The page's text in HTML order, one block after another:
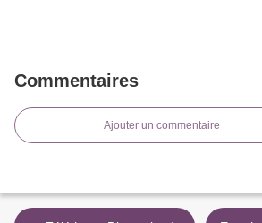
Commentaires
Ajouter un commentaire